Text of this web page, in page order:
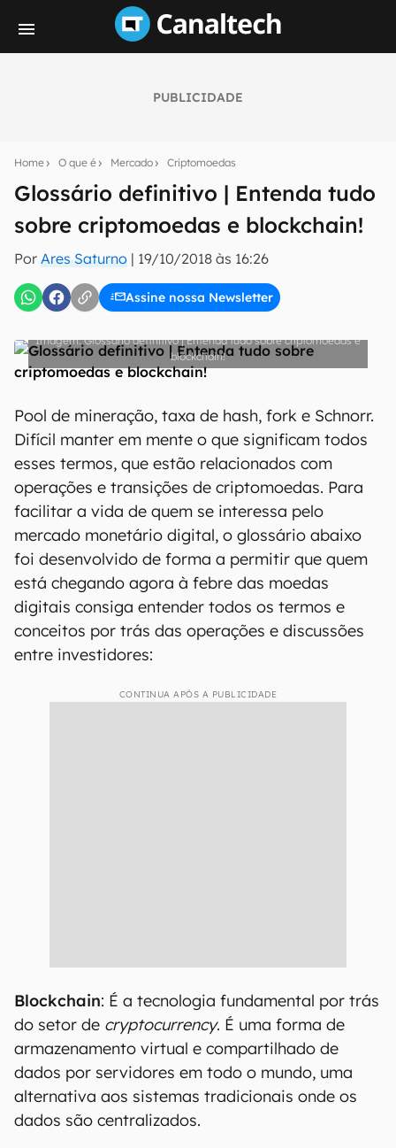
PUBLICIDADE
Home O que é Mercado Criptomoedas
Glossário definitivo | Entenda tudo
sobre criptomoedas e blockchain!
Por Ares Saturno | 19/10/2018 às 16:26
Assine nossa Newsletter
notícias e reviews sobre tecnologia em primeira
E-mail
inscreva-se
Confirmo que li, aceito e concordo com os Termos de
Uso e Política de Privacidade do Canaltech.
Glossário definitivo | Entenda tudo sobre criptomoedas e
blockchain!
Pool de mineração, taxa de hash, fork e Schnorr.
Difícil manter em mente o que significam todos
esses termos, que estão relacionados com
operações e transições de criptomoedas. Para
facilitar a vida de quem se interessa pelo
mercado monetário digital, o glossário abaixo
foi desenvolvido de forma a permitir que quem
está chegando agora à febre das moedas
digitais consiga entender todos os termos e
conceitos por trás das operações e discussões
entre investidores:
CONTINUA APÓS A PUBLICIDADE
Blockchain: É a tecnologia fundamental por trás
do setor de cryptocurrency. É uma forma de
armazenamento virtual e compartilhado de
dados por servidores em todo o mundo, uma
alternativa aos sistemas tradicionais onde os
dados são centralizados.